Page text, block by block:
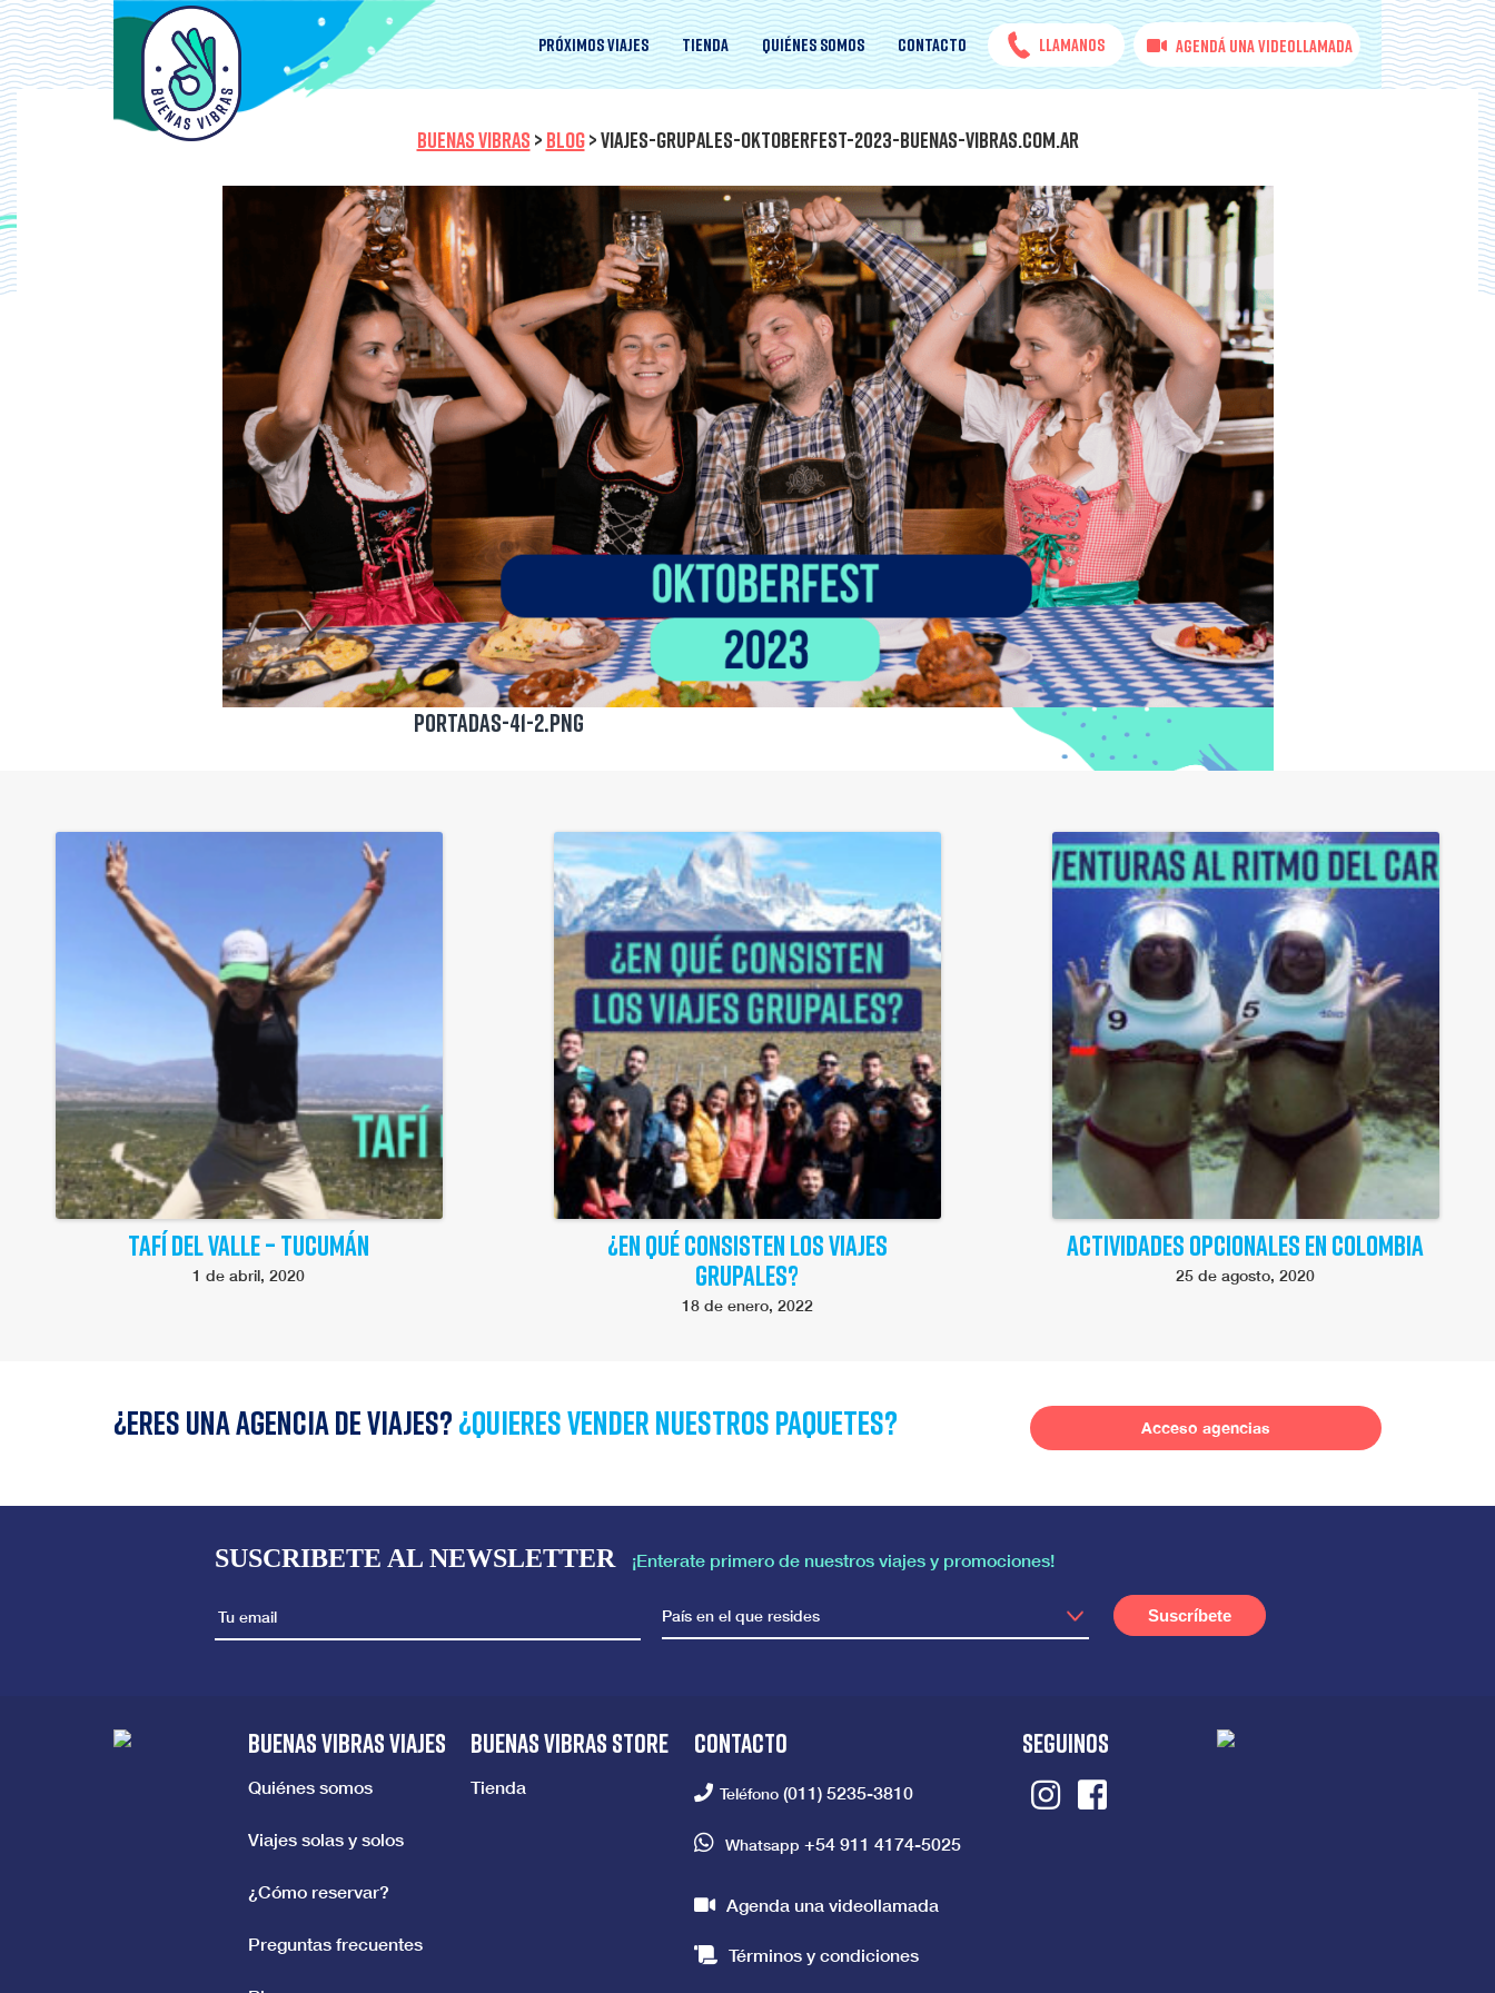
Próximos viajes Tienda Quiénes somos Contacto Llamanos Agendá una videollamada
BUENAS VIBRAS > BLOG>VIAJES-GRUPALES-OKTOBERFEST-2023-BUENAS-VIBRAS.COM.AR
Portadas-41-2.png
TAFÍ DEL VALLE – TUCUMÁN
1 de abril, 2020
¿EN QUÉ CONSISTEN LOS VIAJES
GRUPALES?
18 de enero, 2022
ACTIVIDADES OPCIONALES EN COLOMBIA
25 de agosto, 2020
¿Eres una agencia de viajes?¿quieres vender nuestros paquetes? Acceso agencias
SUSCRIBETE AL NEWSLETTER ¡Enterate primero de nuestros viajes y promociones!
País en el que resides
BUENAS VIBRAS VIAJES
Quiénes somos
Viajes solas y solos
¿Cómo reservar?
Preguntas frecuentes
BUENAS VIBRAS STORE
Tienda
CONTACTO
Teléfono (011) 5235-3810
Whatsapp +54 911 4174-5025
Agenda una videollamada
Términos y condiciones
SEGUINOS
InstagramFacebook